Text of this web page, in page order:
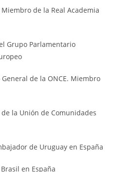
de la Real Academia
Grupo Parlamentario
de la ONCE. Miembro
la Unión de Comunidades
de Uruguay en España
en España